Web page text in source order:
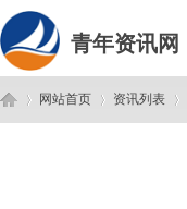
青年资讯网
网站首页 资讯列表